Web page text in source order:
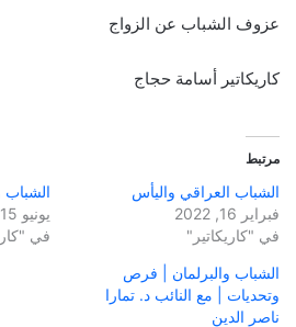
عزوف الشباب عن الزواج
كاريكاتير أسامة حجاج
مرتبط
الشباب العراقي واليأس
فبراير 16, 2022
في "كاريكاتير"
يونيو 15, 2022
في
الشباب والبرلمان | فرص
وتحديات | مع النائب د. تمارا
ناصر الدين